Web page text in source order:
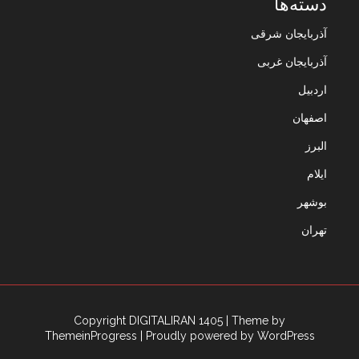
دسته‌ها
آذربایجان شرقی
آذربایجان غربی
اردبیل
اصفهان
البرز
ایلام
بوشهر
تهران
Copyright DIGITALIRAN 1405
| Theme by
ThemeinProgress
| Proudly powered by WordPress